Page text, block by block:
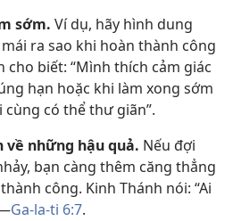
sớm. Ví dụ, hãy hình dung
ra sao khi hoàn thành công
cho biết: “Mình thích cảm giác
hạn hoặc khi làm xong sớm
có thể thư giãn”.
về những hậu quả. Nếu đợi
bạn càng thêm căng thẳng
công. Kinh Thánh nói: “Ai
Ga-la-ti 6:7.